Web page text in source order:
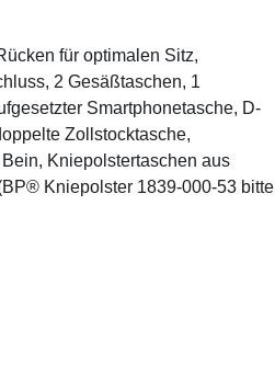
für optimalen Sitz,
2 Gesäßtaschen, 1
Smartphonetasche, D-
Zollstocktasche,
Kniepolstertaschen aus
Kniepolster 1839-000-53 bitte